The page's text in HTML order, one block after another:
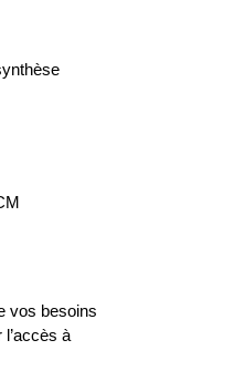
vos besoins
à